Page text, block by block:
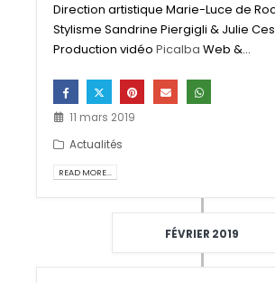
Direction artistique Marie-Luce de
Stylisme Sandrine Piergigli & Julie
Production vidéoPicalba Web &...
11 mars 2019
Actualités
READ MORE...
FÉVRIER 2019